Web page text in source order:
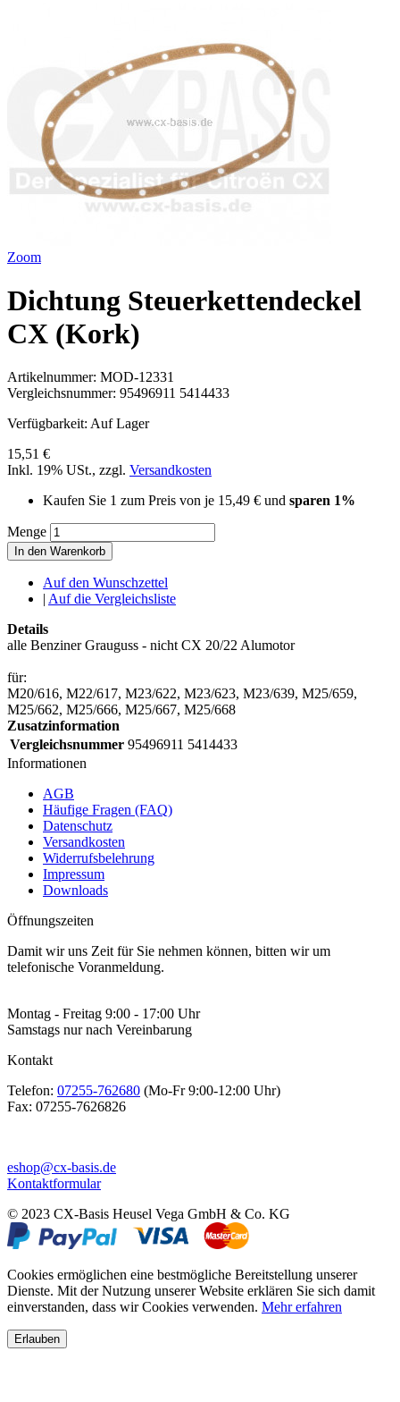
Zoom
Dichtung Steuerkettendeckel
CX (Kork)
Artikelnummer: MOD-12331
Vergleichsnummer: 95496911 5414433
Verfügbarkeit: Auf Lager
15,51 €
Inkl. 19% USt., zzgl. Versandkosten
Kaufen Sie 1 zum Preis von je 15,49 € und sparen 1%
Menge
In den Warenkorb
Auf den Wunschzettel
| Auf die Vergleichsliste
Details
alle Benziner Grauguss - nicht CX 20/22 Alumotor
für:
M20/616, M22/617, M23/622, M23/623, M23/639, M25/659,
M25/662, M25/666, M25/667, M25/668
Zusatzinformation
Vergleichsnummer 95496911 5414433
Informationen
AGB
Häufige Fragen (FAQ)
Datenschutz
Versandkosten
Widerrufsbelehrung
Impressum
Downloads
Öffnungszeiten
Damit wir uns Zeit für Sie nehmen können, bitten wir um
telefonische Voranmeldung.
Montag - Freitag 9:00 - 17:00 Uhr
Samstags nur nach Vereinbarung
Kontakt
Telefon: 07255-762680 (Mo-Fr 9:00-12:00 Uhr)
Fax: 07255-7626826
eshop@cx-basis.de
Kontaktformular
© 2023 CX-Basis Heusel Vega GmbH & Co. KG
Cookies ermöglichen eine bestmögliche Bereitstellung unserer
Dienste. Mit der Nutzung unserer Website erklären Sie sich damit
einverstanden, dass wir Cookies verwenden. Mehr erfahren
Erlauben